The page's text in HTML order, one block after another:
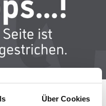
Über Cookies